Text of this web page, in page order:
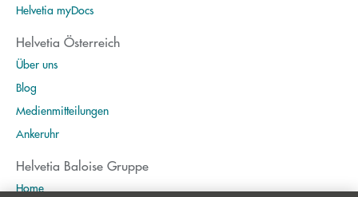
Helvetia myDocs
Helvetia Österreich
Über uns
Blog
Medienmitteilungen
Ankeruhr
Helvetia Baloise Gruppe
Home